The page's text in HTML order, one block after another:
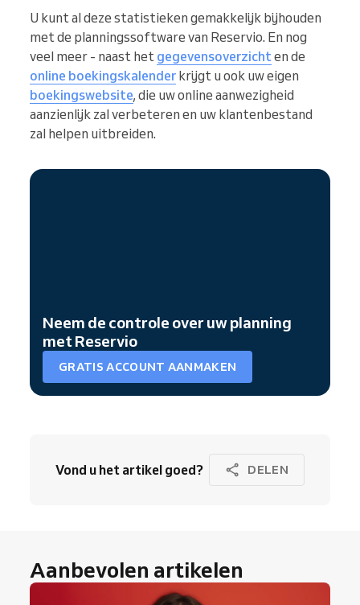
U kunt al deze statistieken gemakkelijk bijhouden
met de planningssoftware van Reservio. En nog
veel meer - naast het gegevensoverzichten de
online boekingskalender krijgt u ook uw eigen
boekingswebsite, die uw online aanwezigheid
aanzienlijk zal verbeteren en uw klantenbestand
zal helpen uitbreiden.
Neem de controle over uw planning
met Reservio
GRATIS ACCOUNT AANMAKEN
Vond u het artikel goed? DELEN
Aanbevolen artikelen